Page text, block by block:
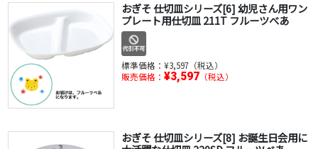
おぎそ 仕切皿シリーズ[6] 幼児さん用ワン
プレート用仕切皿 211T フルーツべあ
標準価格： ¥3,597（税込）
販売価格： ¥3,597（税込）
おぎそ 仕切皿シリーズ[8] お誕生日会用に